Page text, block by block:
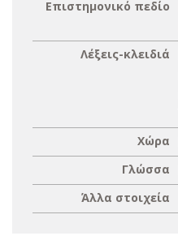
Επιστημονικό πεδίο
Λέξεις-κλειδιά
Χώρα
Γλώσσα
Άλλα στοιχεία